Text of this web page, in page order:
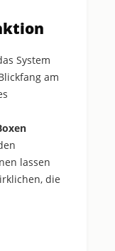
System
am
lassen
die